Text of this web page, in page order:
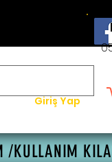
Giriş Yap
/KULLANIM